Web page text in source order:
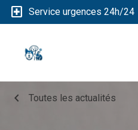
local_hospital Service urgences 24h/24
chevron_left Toutes les actualités